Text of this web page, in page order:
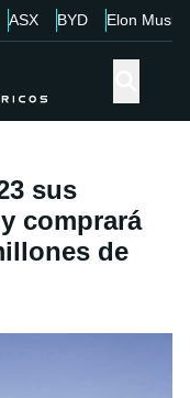
ASX BYD Elon Musk
sus
comprará
de